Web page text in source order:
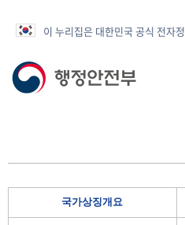
이 누리집은 대한민국 공식 전자
국가상징개요